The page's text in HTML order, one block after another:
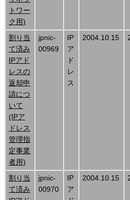
トワー
ク用)
割り当
て済み
IPアド
レスの
返却申
請につ
いて
(IPア
ドレス
管理指
定事業
者用)
jpnic-
00969
IP
ア
ド
レ
ス
2004.10.15
割り当
て済み
jpnic-
00970
IP
ア
2004.10.15